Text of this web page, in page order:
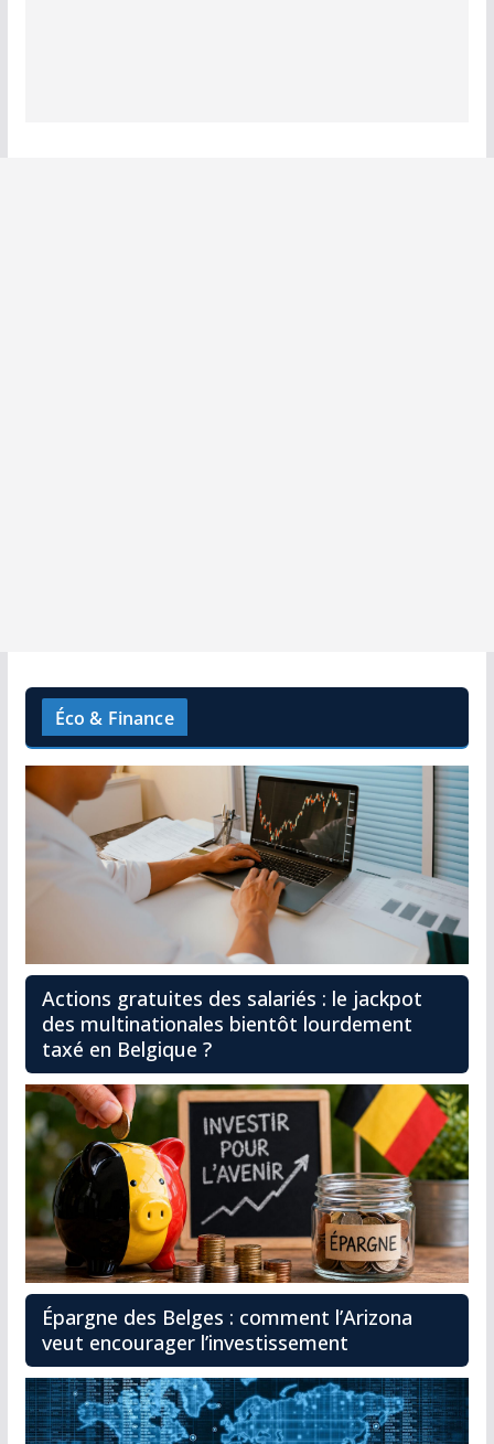
Éco & Finance
Actions gratuites des salariés : le jackpot
des multinationales bientôt lourdement
taxé en Belgique ?
Épargne des Belges : comment l’Arizona
veut encourager l’investissement